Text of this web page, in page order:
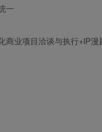
一
商业项目洽谈与执行+IP